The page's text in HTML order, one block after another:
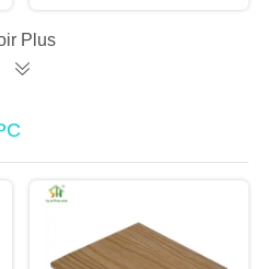
Plus